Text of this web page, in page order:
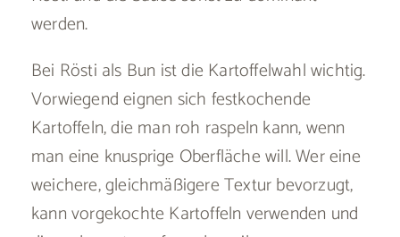
werden.
Bei Rösti als Bun ist die Kartoffelwahl wichtig.
Vorwiegend eignen sich festkochende
Kartoffeln, die man roh raspeln kann, wenn
man eine knusprige Oberfläche will. Wer eine
weichere, gleichmäßigere Textur bevorzugt,
kann vorgekochte Kartoffeln verwenden und